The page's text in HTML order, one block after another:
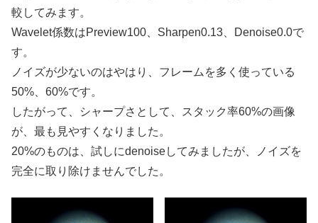
較してみます。
Wavelet係数はPreview100、Sharpen0.13、Denoise0.0で
す。
ノイズが少ないのはやはり、フレームを多く使っている
50%、60%です。
したがって、シャープさとして、スタック率60%の画像
が、最も見やすくなりました。
20%のものは、試しにdenoiseしてみましたが、ノイズを
完全に取り除けませんでした。